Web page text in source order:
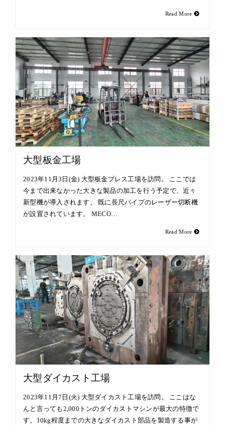
Read More
大型板金工場
2023年11月3日(金) 大型板金プレス工場を訪問。 ここでは
今まで出来なかった大きな製品の加工を行う予定で、近々
新型機が導入されます。 既に長尺パイプのレーザー切断機
が設置されています。 MECO…
Read More
大型ダイカスト工場
2023年11月7日(火) 大型ダイカスト工場を訪問。 ここはな
んと言っても2,000トンのダイカストマシンが最大の特徴で
す。10kg程度までの大きなダイカスト部品を製造する事が